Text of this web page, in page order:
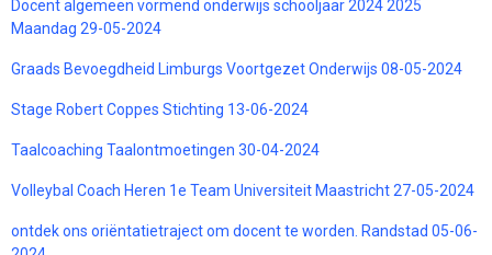
Docent algemeen vormend onderwijs schooljaar 2024 2025
Maandag 29-05-2024
Graads Bevoegdheid Limburgs Voortgezet Onderwijs 08-05-2024
Stage Robert Coppes Stichting 13-06-2024
Taalcoaching Taalontmoetingen 30-04-2024
Volleybal Coach Heren 1e Team Universiteit Maastricht 27-05-2024
ontdek ons oriëntatietraject om docent te worden. Randstad 05-06-